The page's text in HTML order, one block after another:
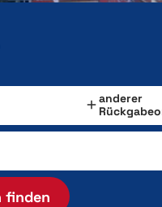
anderer
finden